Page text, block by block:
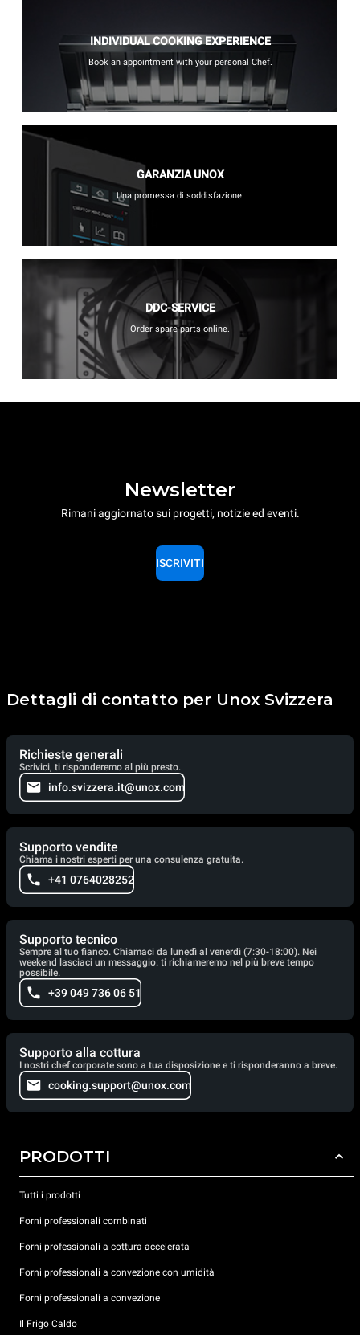
INDIVIDUAL COOKING EXPERIENCE
Book an appointment with your personal Chef.
GARANZIA UNOX
Una promessa di soddisfazione.
DDC-SERVICE
Order spare parts online.
Newsletter
Rimani aggiornato sui progetti, notizie ed eventi.
ISCRIVITI
Dettagli di contatto per Unox Svizzera
Richieste generali
Scrivici, ti risponderemo al più presto.
info.svizzera.it@unox.com
Supporto vendite
Chiama i nostri esperti per una consulenza gratuita.
+41 0764028252
Supporto tecnico
Sempre al tuo fianco. Chiamaci da lunedì al venerdì (7:30-18:00). Nei
weekend lasciaci un messaggio: ti richiameremo nel più breve tempo
possibile.
+39 049 736 06 51
Supporto alla cottura
I nostri chef corporate sono a tua disposizione e ti risponderanno a breve.
cooking.support@unox.com
PRODOTTI
Tutti i prodotti
Forni professionali combinati
Forni professionali a cottura accelerata
Forni professionali a convezione con umidità
Forni professionali a convezione
Il Frigo Caldo